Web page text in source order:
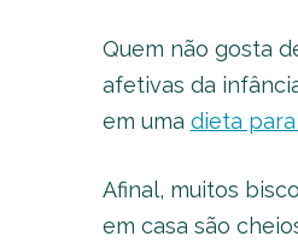
Quem não gosta
afetivas da
em uma dieta
Afinal, muitos
em casa são